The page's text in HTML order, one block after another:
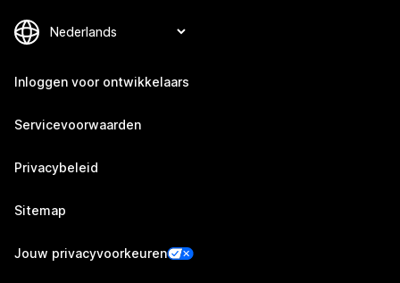
Inloggen voor ontwikkelaars
Servicevoorwaarden
Privacybeleid
Sitemap
Jouw privacyvoorkeuren